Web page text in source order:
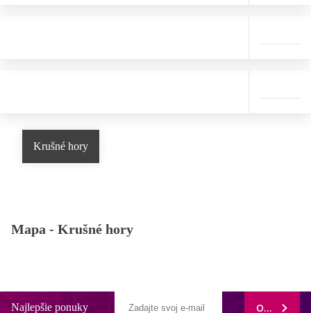
Krušné hory
Mapa - Krušné hory
Najlepšie ponuky ODOBERAŤ